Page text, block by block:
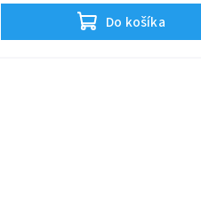
Do košíka